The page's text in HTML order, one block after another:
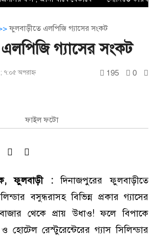
ফুলবাড়ীতে এলপিজি গ্যাসের সংকট
গ্যাসের সংকট
; ৭:০৫ অপরাহ্ণ 195 0
ফাইল ফটো
ফুলবাড়ী :দিনাজপুরের ফুলবাড়ীতে
বসুন্ধরাসহ বিভিন্ন প্রকার গ্যাসের
বাজার থেকে প্রায় উধাও! ফলে বিপাকে
হোটেল রেস্টুরেন্টেরের গ্যাস সিলিন্ডার